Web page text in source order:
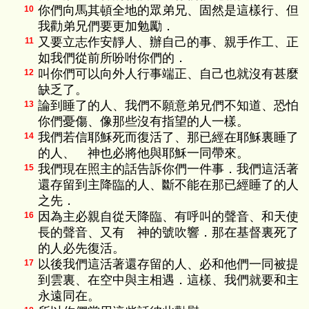
10 你們向馬其頓全地的眾弟兄、固然是這樣行、但
我勸弟兄們要更加勉勵．
11 又要立志作安靜人、辦自己的事、親手作工、正
如我們從前所吩咐你們的．
12 叫你們可以向外人行事端正、自己也就沒有甚麼
缺乏了。
13 論到睡了的人、我們不願意弟兄們不知道、恐怕
你們憂傷、像那些沒有指望的人一樣。
14 我們若信耶穌死而復活了、那已經在耶穌裏睡了
的人、 神也必將他與耶穌一同帶來。
15 我們現在照主的話告訴你們一件事．我們這活著
還存留到主降臨的人、斷不能在那已經睡了的人
之先．
16
因為主必親自從天降臨、有呼叫的聲音、和天使
長的聲音、又有 神的號吹響．那在基督裏死了
的人必先復活。
17 以後我們這活著還存留的人、必和他們一同被提
到雲裏、在空中與主相遇．這樣、我們就要和主
永遠同在。